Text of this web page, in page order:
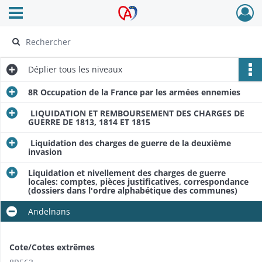
Archives Alsace - Colmar
Ouvrir le menu déroulant
Déplier tous les niveaux
8R Occupation de la France par les armées ennemies
LIQUIDATION ET REMBOURSEMENT DES CHARGES DE
GUERRE DE 1813, 1814 ET 1815
Liquidation des charges de guerre de la deuxième
invasion
Liquidation et nivellement des charges de guerre
locales: comptes, pièces justificatives, correspondance
(dossiers dans l'ordre alphabétique des communes)
Andelnans
Cote/Cotes extrêmes